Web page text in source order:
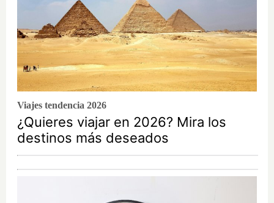
Viajes tendencia 2026
¿Quieres viajar en 2026? Mira los
destinos más deseados